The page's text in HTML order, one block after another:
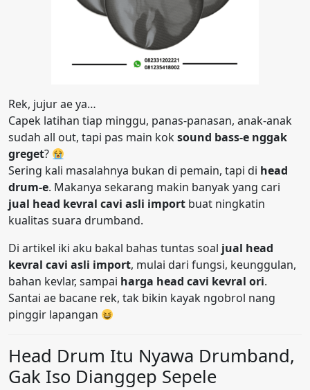
Rek, jujur ae ya…
Capek latihan tiap minggu, panas-panasan, anak-anak
sudah all out, tapi pas main koksound bass-e nggak
greget?
Sering kali masalahnya bukan di pemain, tapi di head
drum-e. Makanya sekarang makin banyak yang cari
jual head kevral cavi asli import buat ningkatin
kualitas suara drumband.
Di artikel iki aku bakal bahas tuntas soal jual head
kevral cavi asli import, mulai dari fungsi, keunggulan,
bahan kevlar, sampai harga head cavi kevral ori.
Santai ae bacane rek, tak bikin kayak ngobrol nang
pinggir lapangan
Head Drum Itu Nyawa Drumband,
Gak Iso Dianggep Sepele